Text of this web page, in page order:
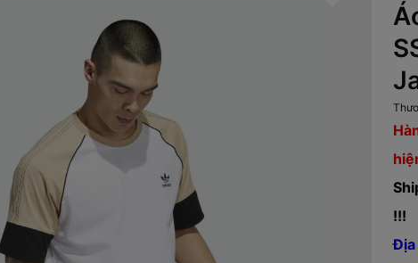
!!!
Địa